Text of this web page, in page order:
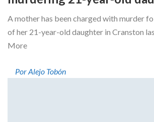
A mother has been charged with murder
of her 21-year-old daughter in Cranston
More
Por Alejo Tobón